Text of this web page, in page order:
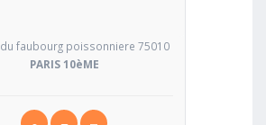
faubourg poissonniere 75010
PARIS 10èME